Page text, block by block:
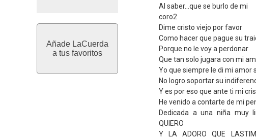
Añade LaCuerda
a tus favoritos
Al saber...que se burlo de mi
coro2
Dime cristo viejo por favor
Como hacer que pague su
Porque no le voy a perdonar
Que tan solo jugara con mi
Yo que siempre le di mi amor
No logro soportar su
Y es por eso que ante ti mi
He venido a contarte de mi
Dedicada a una niña muy
QUIERO
Y LA ADORO QUE